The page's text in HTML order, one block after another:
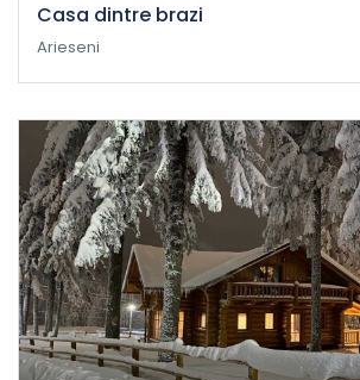
Casa dintre brazi
Arieseni